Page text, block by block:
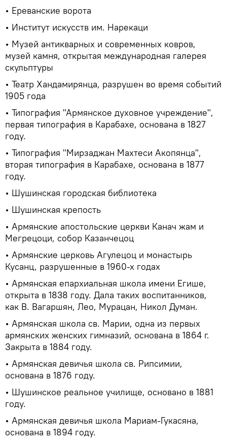
• Ереванские ворота
• Институт искусств им. Нарекаци
• Музей антикварных и современных ковров,
музей камня, открытая международная галерея
скульптуры
• Театр Хандамирянца, разрушен во время событий
1905 года
• Типография "Армянское духовное учреждение",
первая типография в Карабахе, основана в 1827
году.
• Типография "Мирзаджан Махтеси Акопянца",
вторая типография в Карабахе, основана в 1877
году.
• Шушинская городская библиотека
• Шушинская крепость
• Армянские апостольские церкви Канач жам и
Мегрецоци, собор Казанчецоц
• Армянские церковь Агулецоц и монастырь
Кусанц, разрушенные в 1960-х годах
• Армянская епархиальная школа имени Егише,
открыта в 1838 году. Дала таких воспитанников,
как В. Вагаршян, Лео, Мурацан, Никол Думан.
• Армянская школа св. Марии, одна из первых
армянских женских гимназий, основана в 1864 г.
Закрыта в 1884 году.
• Армянская девичья школа св. Рипсимии,
основана в 1876 году.
• Шушинское реальное училище, основано в 1881
году.
• Армянская девичья школа Мариам-Гукасяна,
основана в 1894 году.